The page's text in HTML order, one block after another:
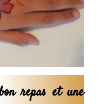
repas et une